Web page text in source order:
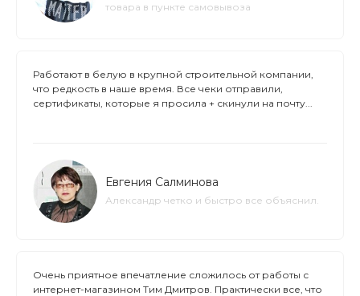
товара в пункте самовывоза
Работают в белую в крупной строительной компании,
что редкость в наше время. Все чеки отправили,
сертификаты, которые я просила + скинули на почту...
Евгения Салминова
Александр четко и быстро все объяснил.
Очень приятное впечатление сложилось от работы с
интернет-магазином Тим Дмитров. Практически все, что